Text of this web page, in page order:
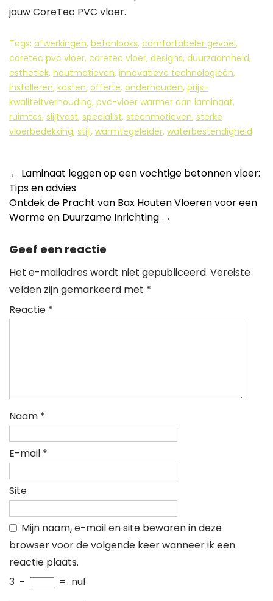
jouw CoreTec PVC vloer.
Tags: afwerkingen, betonlooks, comfortabeler gevoel,
coretec pvc vloer, coretec vloer, designs, duurzaamheid,
esthetiek, houtmotieven, innovatieve technologieën,
installeren, kosten, offerte, onderhouden, prijs-
kwaliteitverhouding, pvc-vloer warmer dan laminaat,
ruimtes, slijtvast, specialist, steenmotieven, sterke
vloerbedekking, stijl, warmtegeleider, waterbestendigheid
Berichtnavigatie
← Laminaat leggen op een vochtige betonnen vloer:
Tips en advies
Ontdek de Pracht van Bax Houten Vloeren voor een
Warme en Duurzame Inrichting →
Geef een reactie
Het e-mailadres wordt niet gepubliceerd. Vereiste
velden zijn gemarkeerd met *
Reactie *
Naam *
E-mail *
Site
Mijn naam, e-mail en site bewaren in deze
browser voor de volgende keer wanneer ik een
reactie plaats.
3 − = nul